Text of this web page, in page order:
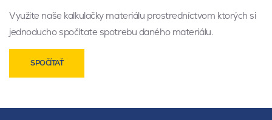
Využite naše kalkulačky materiálu prostredníctvom ktorých si
jednoducho spočítate spotrebu daného materiálu.
SPOČÍTAŤ